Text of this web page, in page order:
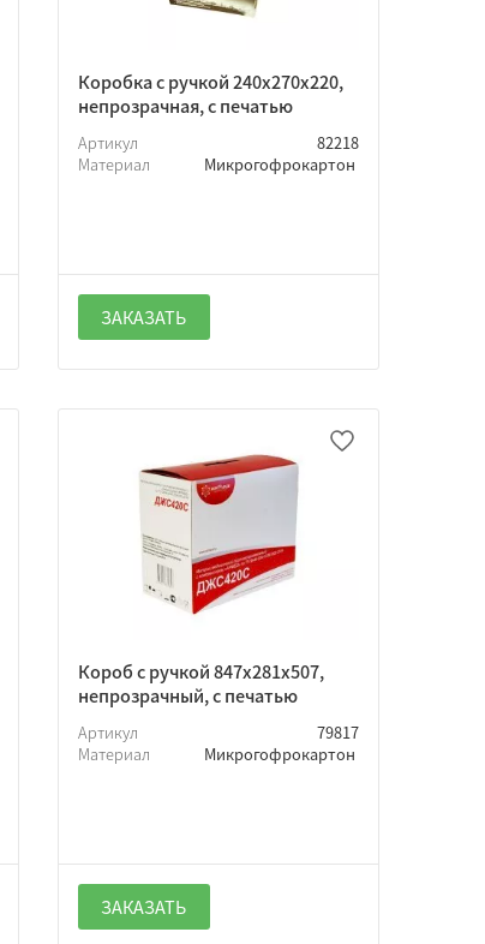
Коробка с ручкой 240х270х220,
непрозрачная, с печатью
Артикул
82218
Материал
Микрогофрокартон
ЗАКАЗАТЬ
Короб с ручкой 847х281х507,
непрозрачный, с печатью
Артикул
79817
Материал
Микрогофрокартон
ЗАКАЗАТЬ